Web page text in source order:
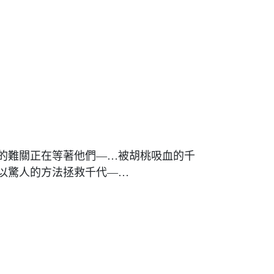
難關正在等著他們—…被胡桃吸血的千
驚人的方法拯救千代—…